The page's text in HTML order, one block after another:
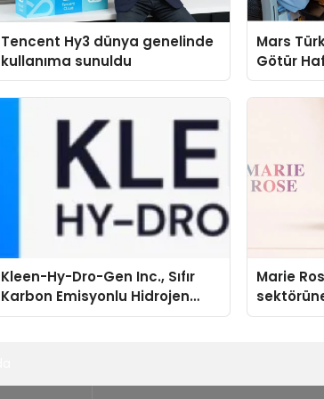
Tencent Hy3 dünya genelinde
kullanıma sunuldu
Mars
Götür
Kleen-Hy-Dro-Gen Inc., Sıfır
Karbon Emisyonlu Hidrojen
Isıtma Teknolojisinde ISO ve
Marie